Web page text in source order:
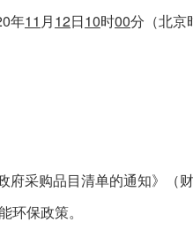
年11 月 12日 10时00分（北京
府采购品目清单的通知》（
环保政策。